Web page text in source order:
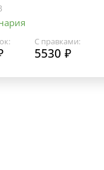
С правками:
5530 ₽